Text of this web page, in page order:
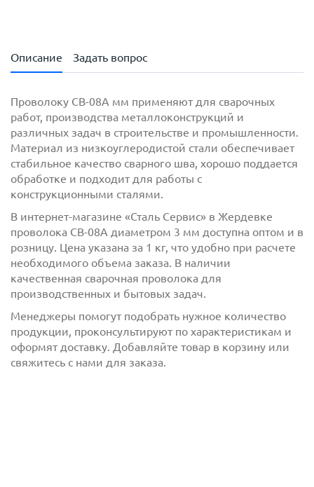
Описание Задать вопрос
сполитикой обработки персональных данных
ознакомлен(-а) и даю согласиена обработку
персональных данных
сполитикой конфиденциальностиознакомлен(-а)
и даю согласие
Проволоку СВ-08А мм применяют для сварочных
работ, производства металлоконструкций и
различных задач в строительстве и промышленности.
Материал из низкоуглеродистой стали обеспечивает
стабильное качество сварного шва, хорошо поддается
обработке и подходит для работы с
конструкционными сталями.
В интернет-магазине «Сталь Сервис» в Жердевке
проволока СВ-08А диаметром 3 мм доступна оптом и в
розницу. Цена указана за 1 кг, что удобно при расчете
необходимого объема заказа. В наличии
качественная сварочная проволока для
производственных и бытовых задач.
Менеджеры помогут подобрать нужное количество
продукции, проконсультируют по характеристикам и
оформят доставку. Добавляйте товар в корзину или
свяжитесь с нами для заказа.